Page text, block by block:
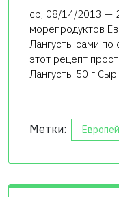
ср, 08/14/2013 —
морепродуктов
Лангусты сами
этот рецепт
Лангусты 50 г
Метки: